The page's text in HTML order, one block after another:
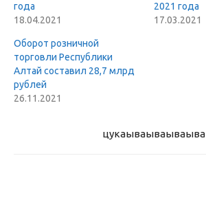
года
18.04.2021
2021 года
17.03.2021
Оборот розничной
торговли Республики
Алтай составил 28,7 млрд
рублей
26.11.2021
цукаываываываыва